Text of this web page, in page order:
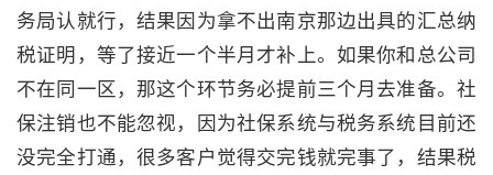
务局认就行，结果因为拿不出南京那边出具的汇总纳
税证明，等了接近一个半月才补上。如果你和总公司
不在同一区，那这个环节务必提前三个月去准备。社
保注销也不能忽视，因为社保系统与税务系统目前还
没完全打通，很多客户觉得交完钱就完事了，结果税